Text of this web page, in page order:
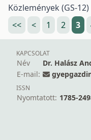
Közlemények (GS-12)
<<
< 1 2 3
KAPCSOLAT
Név
Dr. Halász
E-mail:
ISSN
Nyomtatott: 1785-